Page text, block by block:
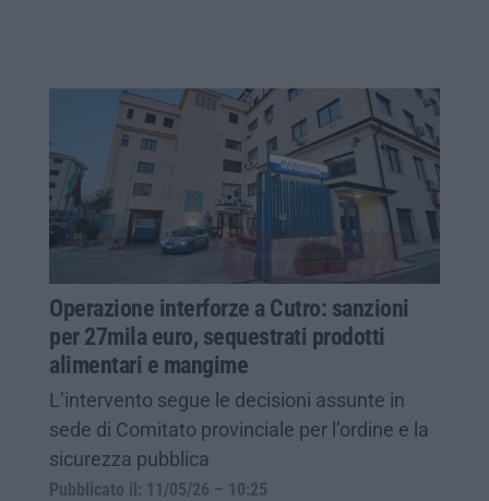
Operazione interforze a Cutro: sanzioni
per 27mila euro, sequestrati prodotti
alimentari e mangime
L’intervento segue le decisioni assunte in
sede di Comitato provinciale per l’ordine e la
sicurezza pubblica
Pubblicato il: 11/05/26 – 10:25